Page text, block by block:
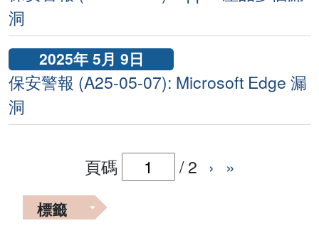
洞
2025年 5月 9日
保安警報 (A25-05-07): Microsoft Edge 漏
洞
頁碼 /2 › »
標籤